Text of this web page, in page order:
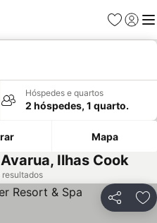
Favoritos
Iniciar
Hóspedes e quartos
2 hóspedes, 1 quarto.
Mapa
Ilhas Cook
resultados
Partilhar